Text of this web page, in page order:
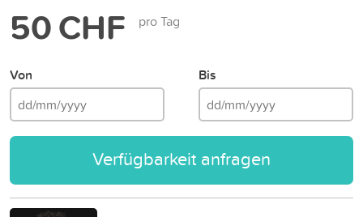
50 CHF pro Tag
Von Bis
Verfügbarkeit anfragen